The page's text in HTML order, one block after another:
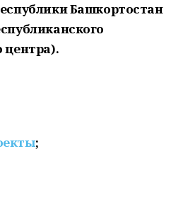
Башкортостан
центра).
;